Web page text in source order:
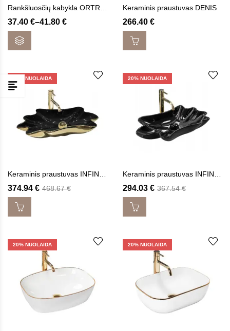
37.40 €–41.80 €Price
Keraminis praustuvas DENIS
266.40 €
% NUOLAIDA
374.94 € 468.67€
20% NUOLAIDA
294.03 € 367.54€
20% NUOLAIDA 20% NUOLAIDA